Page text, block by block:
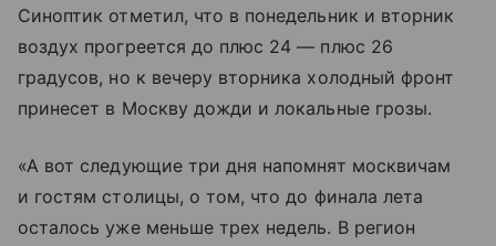
Синоптик отметил, что в понедельник и вторник
воздух прогреется до плюс 24 — плюс 26
градусов, но к вечеру вторника холодный фронт
принесет в Москву дожди и локальные грозы.
«А вот следующие три дня напомнят москвичам
и гостям столицы, о том, что до финала лета
осталось уже меньше трех недель. В регион